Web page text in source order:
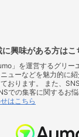
興味がある方はこ
」を運営するグリー
ューなどを魅力的に
おります。 また、
での集客に関するお
はこちら